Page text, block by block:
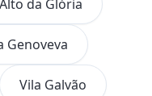
Alto da Glória
Genoveva
Vila Galvão